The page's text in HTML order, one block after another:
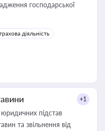
господарської
діяльність
+1
підстав
та звільнення від